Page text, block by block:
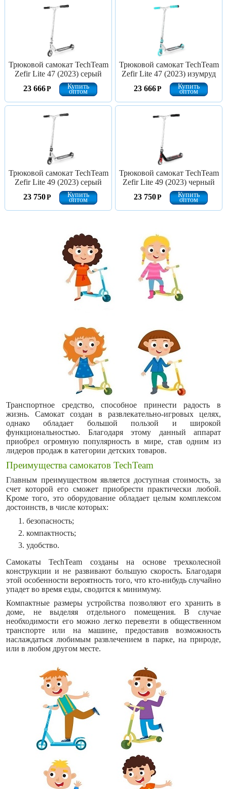
Трюковой самокат TechTeam
Zefir Lite 47 (2023) серый
23 666Р Купить
оптом
Трюковой самокат TechTeam
Zefir Lite 47 (2023) изумруд
23 666Р Купить
оптом
Трюковой самокат TechTeam
Zefir Lite 49 (2023) серый
23 750Р Купить
оптом
Трюковой самокат TechTeam
Zefir Lite 49 (2023) черный
23 750Р Купить
оптом
Транспортное средство, способное принести радость в
жизнь. Самокат создан в развлекательно-игровых целях,
однако обладает большой пользой и широкой
функциональностью. Благодаря этому данный аппарат
приобрел огромную популярность в мире, став одним из
лидеров продаж в категории детских товаров.
Преимущества самокатов TechTeam
Главным преимуществом является доступная стоимость, за
счет которой его сможет приобрести практически любой.
Кроме того, это оборудование обладает целым комплексом
достоинств, в числе которых:
безопасность;
компактность;
удобство.
Самокаты TechTeam созданы на основе трехколесной
конструкции и не развивают большую скорость. Благодаря
этой особенности вероятность того, что кто-нибудь случайно
упадет во время езды, сводится к минимуму.
Компактные размеры устройства позволяют его хранить в
доме, не выделяя отдельного помещения. В случае
необходимости его можно легко перевезти в общественном
транспорте или на машине, предоставив возможность
наслаждаться любимым развлечением в парке, на природе,
или в любом другом месте.